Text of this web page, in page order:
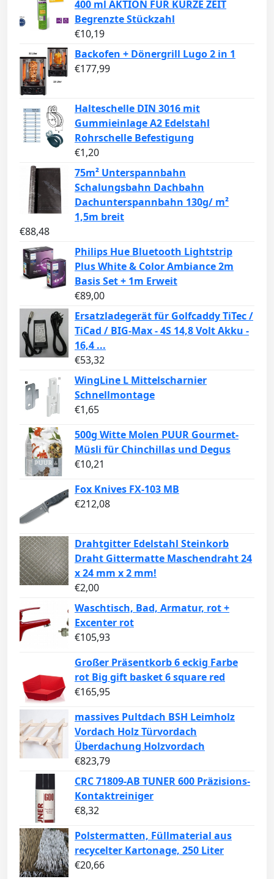
400 ml AKTION FÜR KURZE ZEIT
Begrenzte Stückzahl
€10,19
Backofen + Dönergrill Lugo 2 in 1
€177,99
Halteschelle DIN 3016 mit
Gummieinlage A2 Edelstahl
Rohrschelle Befestigung
€1,20
75m² Unterspannbahn
Schalungsbahn Dachbahn
Dachunterspannbahn 130g/ m²
1,5m breit
€88,48
Philips Hue Bluetooth Lightstrip
Plus White & Color Ambiance 2m
Basis Set + 1m Erweit
€89,00
Ersatzladegerät für Golfcaddy TiTec /
TiCad / BIG-Max - 4S 14,8 Volt Akku -
16,4 ...
€53,32
WingLine L Mittelscharnier
Schnellmontage
€1,65
500g Witte Molen PUUR Gourmet-
Müsli für Chinchillas und Degus
€10,21
Fox Knives FX-103 MB
€212,08
Drahtgitter Edelstahl Steinkorb
Draht Gittermatte Maschendraht 24
x 24 mm x 2 mm!
€2,00
Waschtisch, Bad, Armatur, rot +
Excenter rot
€105,93
Großer Präsentkorb 6 eckig Farbe
rot Big gift basket 6 square red
€165,95
massives Pultdach BSH Leimholz
Vordach Holz Türvordach
Überdachung Holzvordach
€823,79
CRC 71809-AB TUNER 600 Präzisions-
Kontaktreiniger
€8,32
Polstermatten, Füllmaterial aus
recycelter Kartonage, 250 Liter
€20,66